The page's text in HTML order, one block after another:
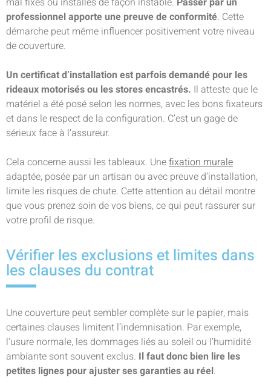
professionnel apporte une preuve de conformité. Cette
démarche peut même influencer positivement votre niveau
de couverture.
Un certificat d’installation est parfois demandé pour les
rideaux motorisés ou les stores encastrés. Il atteste que le
matériel a été posé selon les normes, avec les bons fixateurs
et dans le respect de la configuration. C’est un gage de
sérieux face à l’assureur.
Cela concerne aussi les tableaux. Unefixation murale
adaptée, posée par un artisan ou avec preuve d’installation,
limite les risques de chute. Cette attention au détail montre
que vous prenez soin de vos biens, ce qui peut rassurer sur
votre profil de risque.
Vérifier les exclusions et limites dans
les clauses du contrat
Une couverture peut sembler complète sur le papier, mais
certaines clauses limitent l’indemnisation. Par exemple,
l’usure normale, les dommages liés au soleil ou l’humidité
ambiante sont souvent exclus. Il faut donc bien lire les
petites lignes pour ajuster ses garanties au réel.